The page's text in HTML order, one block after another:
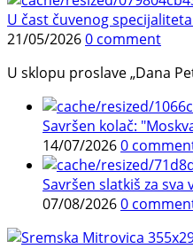
U čast čuvenog specijaliteta
21/05/20260 comment
U sklopu proslave „Dana
Savršen kolač:
14/07/20260
Savršen slatkiš za sva
07/08/20260